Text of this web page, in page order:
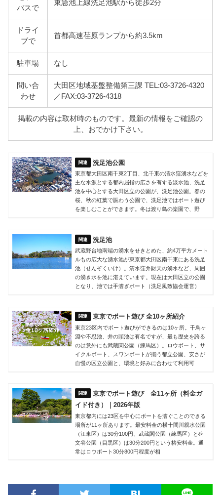
バスで
東急池上線洗足池駅から徒歩2分
ドライ
ブで
首都高速荏原ランプから約3.5km
駐車場 なし
問い合
わせ
大田区地域基盤整備第三課 TEL:03-3726-4320
／FAX:03-3726-4318
掲載の内容は取材時のものです。最新の情報をご確認の
上、おでかけ下さい。
洗足池公園
東京都大田区南千束2丁目、北千束の清水窪湧水などを
主な水源とする都内屈指の広さを有する淡水池、洗足
池を中心とする大田区立の公園が、洗足池公園。春の
桜、秋の紅葉で賑わう公園で、洗足池ではボート遊び
を楽しむことができます。冬は渡り鳥の楽園で、野
洗足池
武蔵野台地南端の湧水をせきとめた、約4万平方メート
ルもの広大な湧水池が東京都大田区南千束にある洗足
池（せんぞくいけ）。清水窪弁財天の湧水など、周囲
の湧き水を池に湛えています。現在は大田区立の公園
となり、池では手漕ぎボート（洗足風致協会運営）
東京でボート遊び 全10ヶ所紹介
東京23区内でボート遊びができるのは10ヶ所。千鳥ヶ
淵や不忍池、井の頭池は有名ですが、最も歴史を誇る
のは意外にも武蔵関公園（練馬区）。ロウボート、サ
イクルボート、スワンボートが揃う都立公園、安さが
自慢の区立公園と、環境と好みに合わせて利用可
東京でボート遊び 全11ヶ所（料金ガ
イド付き）｜2026年版
東京都内には23区を中心にボートを漕ぐことのできる
場所が11ヶ所あります。最安料金の横十間川親水公園
（江東区）は30分100円、武蔵関公園（練馬区）と碑
文谷公園（目黒区）は30分200円という格安料金。通
常はロウボート30分800円程度が相